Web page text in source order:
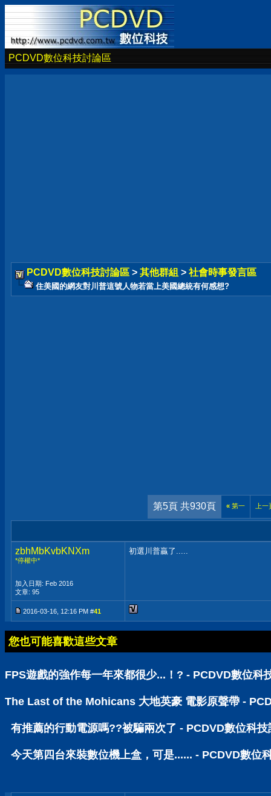
PCDVD數位科技討論區
PCDVD數位科技討論區 > 其他群組 > 社會時事發言區
住美國的網友對川普這號人物若當上美國總統有何感想?
第5頁 共930頁 «第一 上一
zbhMbKvbKNXm
*停權中*
加入日期: Feb 2016
文章: 95
初選川普贏了.....
2016-03-16, 12:16 PM #41
您也可能喜歡這些文章
FPS遊戲的強作每一年來都很少...！? - PCDVD數位科
The Last of the Mohicans 大地英豪 電影原聲帶 -
有推薦的行動電源嗎??被騙兩次了 - PCDVD數位科技
今天第四台來裝數位機上盒，可是...... - PCDVD數位